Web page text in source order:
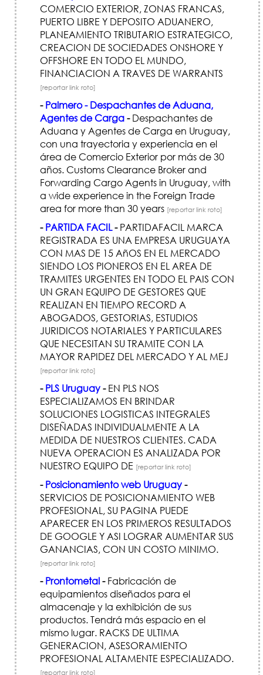
COMERCIO EXTERIOR, ZONAS FRANCAS,
PUERTO LIBRE Y DEPOSITO ADUANERO,
PLANEAMIENTO TRIBUTARIO ESTRATEGICO,
CREACION DE SOCIEDADES ONSHORE Y
OFFSHORE EN TODO EL MUNDO,
FINANCIACION A TRAVES DE WARRANTS
[reportar link roto]
- Palmero - Despachantes de Aduana,
Agentes de Carga-Despachantes de
Aduana y Agentes de Carga en Uruguay,
con una trayectoria y experiencia en el
área de Comercio Exterior por más de 30
años. Customs Clearance Broker and
Forwarding Cargo Agents in Uruguay, with
a wide experience in the Foreign Trade
area for more than 30 years [reportar link roto]
- PARTIDA FACIL-PARTIDAFACIL MARCA
REGISTRADA ES UNA EMPRESA URUGUAYA
CON MAS DE 15 AñOS EN EL MERCADO
SIENDO LOS PIONEROS EN EL AREA DE
TRAMITES URGENTES EN TODO EL PAIS CON
UN GRAN EQUIPO DE GESTORES QUE
REALIZAN EN TIEMPO RECORD A
ABOGADOS, GESTORIAS, ESTUDIOS
JURIDICOS NOTARIALES Y PARTICULARES
QUE NECESITAN SU TRAMITE CON LA
MAYOR RAPIDEZ DEL MERCADO Y AL MEJ
[reportar link roto]
- PLS Uruguay-EN PLS NOS
ESPECIALIZAMOS EN BRINDAR
SOLUCIONES LOGISTICAS INTEGRALES
DISEÑADAS INDIVIDUALMENTE A LA
MEDIDA DE NUESTROS CLIENTES. CADA
NUEVA OPERACION ES ANALIZADA POR
NUESTRO EQUIPO DE [reportar link roto]
- Posicionamiento web Uruguay-
SERVICIOS DE POSICIONAMIENTO WEB
PROFESIONAL, SU PAGINA PUEDE
APARECER EN LOS PRIMEROS RESULTADOS
DE GOOGLE Y ASI LOGRAR AUMENTAR SUS
GANANCIAS, CON UN COSTO MINIMO.
[reportar link roto]
- Prontometal-Fabricación de
equipamientos diseñados para el
almacenaje y la exhibición de sus
productos. Tendrá más espacio en el
mismo lugar. RACKS DE ULTIMA
GENERACION, ASESORAMIENTO
PROFESIONAL ALTAMENTE ESPECIALIZADO.
[reportar link roto]